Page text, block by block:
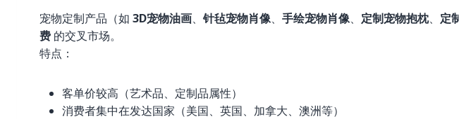
宠物定制产品（如 3D宠物油画、 针毡宠物肖像、 手绘宠物肖像、 定制宠物抱枕、 定
费 的交叉市场。
特点：
客单价较高（艺术品、定制品属性）
消费者集中在发达国家（美国、英国、加拿大、澳洲等）